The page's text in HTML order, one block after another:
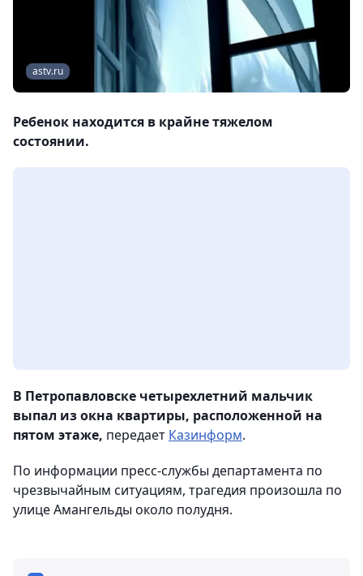
astv.ru
Ребенок находится в крайне тяжелом
состоянии.
В Петропавловске четырехлетний мальчик
выпал из окна квартиры, расположенной на
пятом этаже, передает Казинформ.
По информации пресс-службы департамента по
чрезвычайным ситуациям, трагедия произошла по
улице Амангельды около полудня.